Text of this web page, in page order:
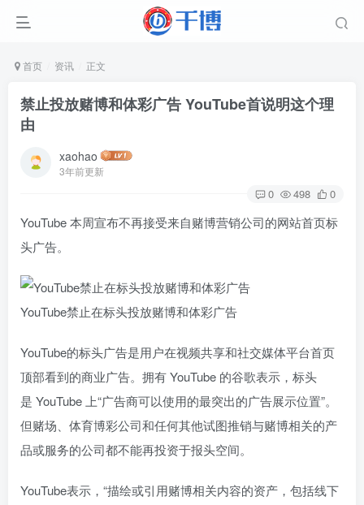
首页 资讯 正文
禁止投放赌博和体彩广告 YouTube首说明这个理
由
xaohao
3年前更新
0 498 0
YouTube 本周宣布不再接受来自赌博营销公司的网站首页标
头广告。
YouTube禁止在标头投放赌博和体彩广告
YouTube的标头广告是用户在视频共享和社交媒体平台首页
顶部看到的商业广告。拥有 YouTube 的谷歌表示，标头
是 YouTube 上“广告商可以使用的最突出的广告展示位置”。
但赌场、体育博彩公司和任何其他试图推销与赌博相关的产
品或服务的公司都不能再投资于报头空间。
YouTube表示，“描绘或引用赌博相关内容的资产，包括线下